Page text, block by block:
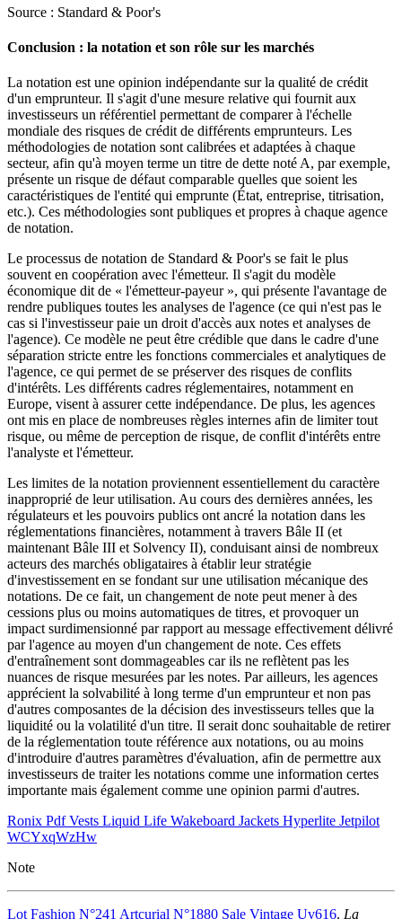
Source : Standard & Poor's
Conclusion : la notation et son rôle sur les marchés
La notation est une opinion indépendante sur la qualité de crédit
d'un emprunteur. Il s'agit d'une mesure relative qui fournit aux
investisseurs un référentiel permettant de comparer à l'échelle
mondiale des risques de crédit de différents emprunteurs. Les
méthodologies de notation sont calibrées et adaptées à chaque
secteur, afin qu'à moyen terme un titre de dette noté A, par exemple,
présente un risque de défaut comparable quelles que soient les
caractéristiques de l'entité qui emprunte (État, entreprise, titrisation,
etc.). Ces méthodologies sont publiques et propres à chaque agence
de notation.
Le processus de notation de Standard & Poor's se fait le plus
souvent en coopération avec l'émetteur. Il s'agit du modèle
économique dit de « l'émetteur-payeur », qui présente l'avantage de
rendre publiques toutes les analyses de l'agence (ce qui n'est pas le
cas si l'investisseur paie un droit d'accès aux notes et analyses de
l'agence). Ce modèle ne peut être crédible que dans le cadre d'une
séparation stricte entre les fonctions commerciales et analytiques de
l'agence, ce qui permet de se préserver des risques de conflits
d'intérêts. Les différents cadres réglementaires, notamment en
Europe, visent à assurer cette indépendance. De plus, les agences
ont mis en place de nombreuses règles internes afin de limiter tout
risque, ou même de perception de risque, de conflit d'intérêts entre
l'analyste et l'émetteur.
Les limites de la notation proviennent essentiellement du caractère
inapproprié de leur utilisation. Au cours des dernières années, les
régulateurs et les pouvoirs publics ont ancré la notation dans les
réglementations financières, notamment à travers Bâle II (et
maintenant Bâle III et Solvency II), conduisant ainsi de nombreux
acteurs des marchés obligataires à établir leur stratégie
d'investissement en se fondant sur une utilisation mécanique des
notations. De ce fait, un changement de note peut mener à des
cessions plus ou moins automatiques de titres, et provoquer un
impact surdimensionné par rapport au message effectivement délivré
par l'agence au moyen d'un changement de note. Ces effets
d'entraînement sont dommageables car ils ne reflètent pas les
nuances de risque mesurées par les notes. Par ailleurs, les agences
apprécient la solvabilité à long terme d'un emprunteur et non pas
d'autres composantes de la décision des investisseurs telles que la
liquidité ou la volatilité d'un titre. Il serait donc souhaitable de retirer
de la réglementation toute référence aux notations, ou au moins
d'introduire d'autres paramètres d'évaluation, afin de permettre aux
investisseurs de traiter les notations comme une information certes
importante mais également comme une opinion parmi d'autres.
Ronix Pdf Vests Liquid Life Wakeboard Jackets Hyperlite Jetpilot
WCYxqWzHw
Note
Lot Fashion N°241 Artcurial N°1880 Sale Vintage Uv616. La